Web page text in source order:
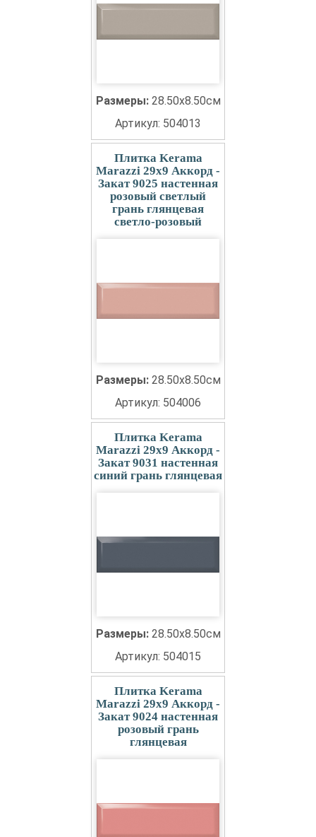
Размеры: 28.50x8.50см
Артикул: 504013
Плитка Kerama
Marazzi 29x9 Аккорд -
Закат 9025 настенная
розовый светлый
грань глянцевая
светло-розовый
Размеры: 28.50x8.50см
Артикул: 504006
Плитка Kerama
Marazzi 29x9 Аккорд -
Закат 9031 настенная
синий грань глянцевая
Размеры: 28.50x8.50см
Артикул: 504015
Плитка Kerama
Marazzi 29x9 Аккорд -
Закат 9024 настенная
розовый грань
глянцевая